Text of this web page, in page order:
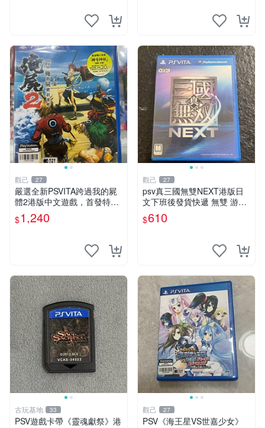
觀己 27
嚴選全新PSVITA跨過我的屍
體2港版中文遊戲，首發特典
版現貨實拍 跨過、尸體、遊
戲
$1,240
觀己 27
psv真三國無雙NEXT港版日
文下班後發貨快遞 無雙 游戲
psv 港版
$610
古玩基地 33
PSV遊戲卡帶《靈魂獻祭》港
觀己 27
PSV《海王星VS世嘉少女》